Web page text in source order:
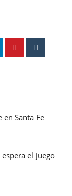
Santa Fe
el juego